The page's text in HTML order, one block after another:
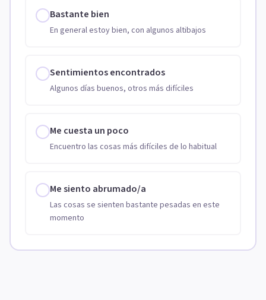
Bastante bien
En general estoy bien, con algunos altibajos
Sentimientos encontrados
Algunos días buenos, otros más difíciles
Me cuesta un poco
Encuentro las cosas más difíciles de lo habitual
Me siento abrumado/a
Las cosas se sienten bastante pesadas en este
momento